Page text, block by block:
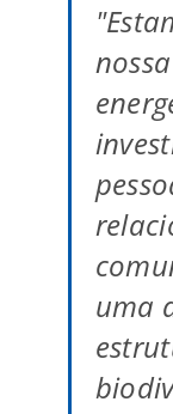
uma